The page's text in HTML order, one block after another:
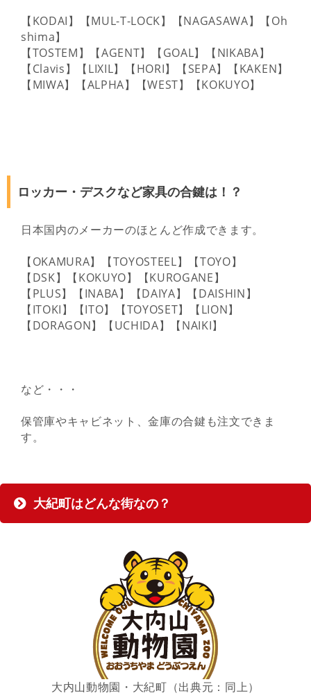
【KODAI】【MUL-T-LOCK】【NAGASAWA】【Oh
shima】
【TOSTEM】【AGENT】【GOAL】【NIKABA】
【Clavis】【LIXIL】【HORI】【SEPA】【KAKEN】
【MIWA】【ALPHA】【WEST】【KOKUYO】
ロッカー・デスクなど家具の合鍵は！？
日本国内のメーカーのほとんど作成できます。
【OKAMURA】【TOYOSTEEL】【TOYO】
【DSK】【KOKUYO】【KUROGANE】
【PLUS】【INABA】【DAIYA】【DAISHIN】
【ITOKI】【ITO】【TOYOSET】【LION】
【DORAGON】【UCHIDA】【NAIKI】
など・・・
保管庫やキャビネット、金庫の合鍵も注文できま
す。
大紀町はどんな街なの？
大内山動物園・大紀町（出典元：同上）